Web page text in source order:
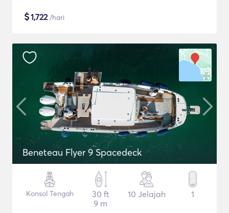
$1,722/hari
Beneteau Flyer 9 Spacedeck
Konsol Tengah
30 ft
9 m
10 Jelajah 1